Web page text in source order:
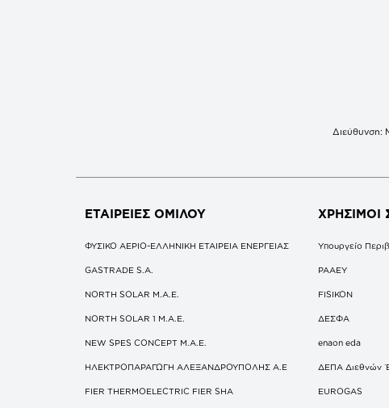
Διεύθυνση:
ΕΤΑΙΡΕΙΕΣΟΜΙΛΟΥ
ΦΥΣΙΚΟ ΑΕΡΙΟ-ΕΛΛΗΝΙΚΗ ΕΤΑΙΡΕΙΑ ΕΝΕΡΓΕΙΑΣ
GASTRADE S.A.
NORTH SOLAR M.Α.Ε.
NORTH SOLAR 1 M.Α.Ε.
NEW SPES CONCEPT Μ.Α.Ε.
ΗΛΕΚΤΡΟΠΑΡΑΓΩΓΗ ΑΛΕΞΑΝΔΡΟΥΠΟΛΗΣ A.E
FIER THERMOELECTRIC FIER SHA
ΧΡΗΣΙΜΟΙ
Υπουργείο
ΡΑΑΕΥ
FISIKON
ΔΕΣΦΑ
enaon eda
ΔΕΠΑ Διεθνών
EUROGAS